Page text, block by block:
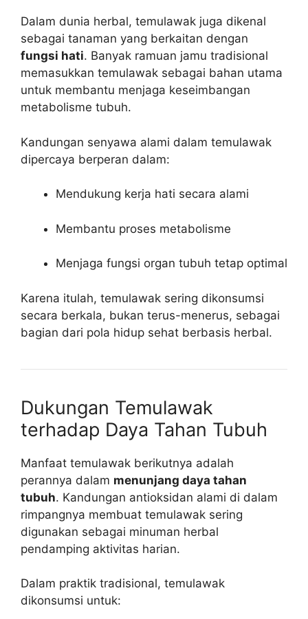
Dalam dunia herbal, temulawak juga dikenal
sebagai tanaman yang berkaitan dengan
fungsi hati. Banyak ramuan jamu tradisional
memasukkan temulawak sebagai bahan utama
untuk membantu menjaga keseimbangan
metabolisme tubuh.
Kandungan senyawa alami dalam temulawak
dipercaya berperan dalam:
Mendukung kerja hati secara alami
Membantu proses metabolisme
Menjaga fungsi organ tubuh tetap optimal
Karena itulah, temulawak sering dikonsumsi
secara berkala, bukan terus-menerus, sebagai
bagian dari pola hidup sehat berbasis herbal.
Dukungan Temulawak
terhadap Daya Tahan Tubuh
Manfaat temulawak berikutnya adalah
perannya dalam menunjang daya tahan
tubuh. Kandungan antioksidan alami di dalam
rimpangnya membuat temulawak sering
digunakan sebagai minuman herbal
pendamping aktivitas harian.
Dalam praktik tradisional, temulawak
dikonsumsi untuk: